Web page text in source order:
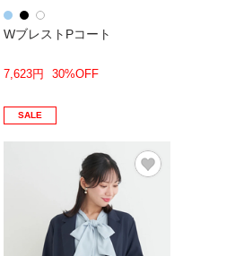
WブレストPコート
7,623円 30%OFF
SALE